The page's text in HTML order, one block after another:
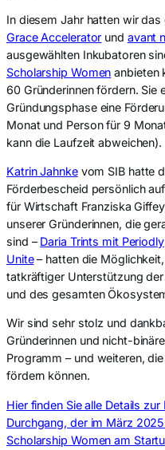
In diesem Jahr hatten wir
Grace Accelerator und avant
ausgewählten Inkubatoren
Scholarship Women anbieten
60 Gründerinnen fördern. Sie
Gründungsphase eine
Monat und Person für 9
kann die Laufzeit abweichen).
Katrin Jahnkevom SIB hatte
Förderbescheid persönlich
für Wirtschaft Franziska
unserer Gründerinnen, die
sind –Daria Trints mit Periodly
Unite– hatten die
tatkräftiger Unterstützung
und des gesamten
Wir sind sehr stolz und
Gründerinnen und nicht-
Programm – und weiteren,
fördern können.
Hier finden Sie alle Details
Durchgang, der im März
Scholarship Women am